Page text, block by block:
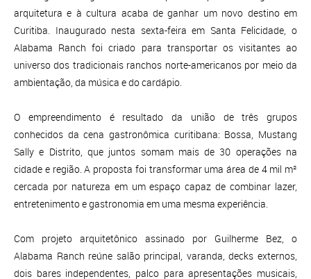
arquitetura e à cultura acaba de ganhar um novo destino em
Curitiba. Inaugurado nesta sexta-feira em Santa Felicidade, o
Alabama Ranch foi criado para transportar os visitantes ao
universo dos tradicionais ranchos norte-americanos por meio da
ambientação, da música e do cardápio.
O empreendimento é resultado da união de três grupos
conhecidos da cena gastronômica curitibana: Bossa, Mustang
Sally e Distrito, que juntos somam mais de 30 operações na
cidade e região. A proposta foi transformar uma área de 4 mil m²
cercada por natureza em um espaço capaz de combinar lazer,
entretenimento e gastronomia em uma mesma experiência.
Com projeto arquitetônico assinado por Guilherme Bez, o
Alabama Ranch reúne salão principal, varanda, decks externos,
dois bares independentes, palco para apresentações musicais,